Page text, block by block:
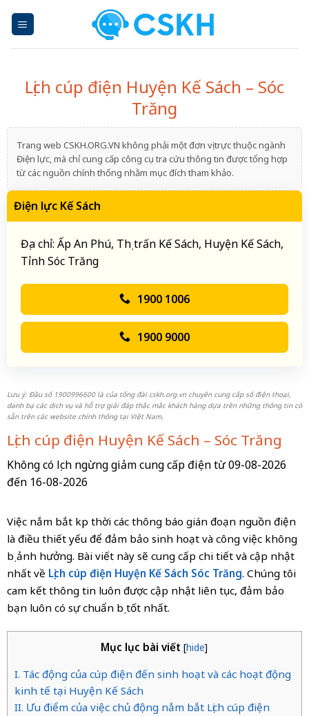
Lịch cúp điện Huyện Kế Sách – Sóc
Trăng
Trang web CSKH.ORG.VN không phải một đơn vị trực thuộc ngành
Điện lực, mà chỉ cung cấp công cụ tra cứu thông tin được tổng hợp
từ các nguồn chính thống nhằm mục đích tham khảo.
Điện lực Kế Sách
Địa chỉ: Ấp An Phú, Thị trấn Kế Sách, Huyện Kế Sách,
Tỉnh Sóc Trăng
1900 1006
1900 9000
Lưu ý: Đầu số 1900996600 là của tổng đài cskh.org.vn chuyên cung cấp số điện thoại,
danh bạ các dịch vụ và hỗ trợ giải đáp thắc mắc khách hàng dựa trên những thông tin có
sẵn trên các website chính thống tại Việt Nam.
Lịch cúp điện Huyện Kế Sách – Sóc Trăng
Không có lịch ngừng giảm cung cấp điện từ 09-08-2026
đến 16-08-2026
Việc nắm bắt kịp thời các thông báo gián đoạn nguồn điện
là điều thiết yếu để đảm bảo sinh hoạt và công việc không
bị ảnh hưởng. Bài viết này sẽ cung cấp chi tiết và cập nhật
nhất về Lịch cúp điện Huyện Kế Sách Sóc Trăng. Chúng tôi
cam kết thông tin luôn được cập nhật liên tục, đảm bảo
bạn luôn có sự chuẩn bị tốt nhất.
Mục lục bài viết [hide]
I. Tác động của cúp điện đến sinh hoạt và các hoạt động
kinh tế tại Huyện Kế Sách
II. Ưu điểm của việc chủ động nắm bắt Lịch cúp điện